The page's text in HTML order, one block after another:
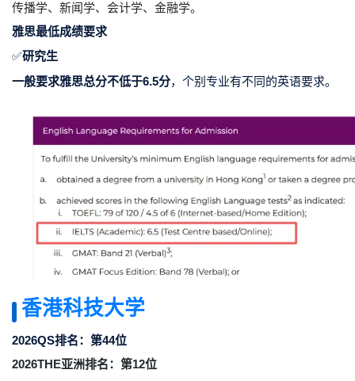
传播学、新闻学、会计学、金融学。
雅思最低成绩要求
✅研究生
一般要求雅思总分不低于6.5分，个别专业有不同的英语要求。
香港科技大学
2026QS排名：第44位
2026THE亚洲排名：第12位